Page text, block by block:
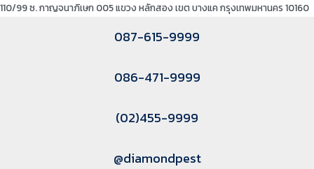
110/99 ซ. กาญจนาภิเษก 005 แขวง หลักสอง เขต บางแค กรุงเทพมหานคร 10160
087-615-9999
086-471-9999
(02)455-9999
@diamondpest